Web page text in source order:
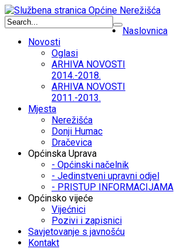
Naslovnica
Novosti
Oglasi
ARHIVA NOVOSTI
2014.-2018.
ARHIVA NOVOSTI
2011.-2013.
Mjesta
Nerežišća
Donji Humac
Dračevica
Općinska Uprava
- Općinski načelnik
- Jedinstveni upravni odjel
- PRISTUP INFORMACIJAMA
Općinsko vijeće
Vijećnici
Pozivi i zapisnici
Savjetovanje s javnošću
Kontakt